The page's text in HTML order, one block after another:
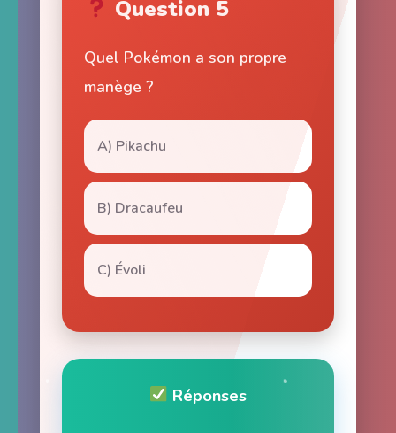
Question 5
Quel Pokémon a son propre
manège ?
A) Pikachu
B) Dracaufeu
C) Évoli
Réponses